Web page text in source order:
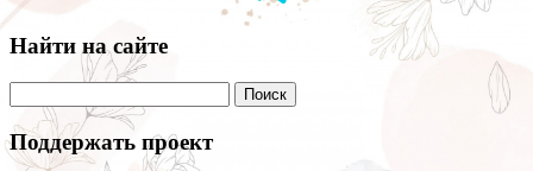
Найти на сайте
Поддержать проект